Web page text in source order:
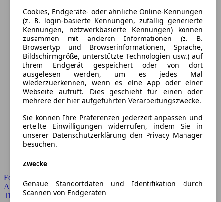
Forum Startseite
Alle Auto-Foren
Themen-Forum
Cookies, Endgeräte- oder ähnliche Online-Kennungen
(z. B. login-basierte Kennungen, zufällig generierte
Kennungen, netzwerkbasierte Kennungen) können
zusammen mit anderen Informationen (z. B.
Browsertyp und Browserinformationen, Sprache,
Bildschirmgröße, unterstützte Technologien usw.) auf
Ihrem Endgerät gespeichert oder von dort
ausgelesen werden, um es jedes Mal
wiederzuerkennen, wenn es eine App oder einer
Webseite aufruft. Dies geschieht für einen oder
mehrere der hier aufgeführten Verarbeitungszwecke.
Sie können Ihre Präferenzen jederzeit anpassen und
erteilte Einwilligungen widerrufen, indem Sie in
unserer Datenschutzerklärung den Privacy Manager
besuchen.
Zwecke
Genaue Standortdaten und Identifikation durch
Scannen von Endgeräten